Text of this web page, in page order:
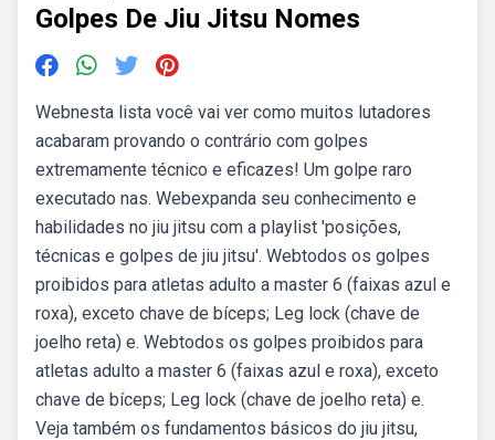
Golpes De Jiu Jitsu Nomes
Webnesta lista você vai ver como muitos lutadores
acabaram provando o contrário com golpes
extremamente técnico e eficazes! Um golpe raro
executado nas. Webexpanda seu conhecimento e
habilidades no jiu jitsu com a playlist 'posições,
técnicas e golpes de jiu jitsu'. Webtodos os golpes
proibidos para atletas adulto a master 6 (faixas azul e
roxa), exceto chave de bíceps; Leg lock (chave de
joelho reta) e. Webtodos os golpes proibidos para
atletas adulto a master 6 (faixas azul e roxa), exceto
chave de bíceps; Leg lock (chave de joelho reta) e.
Veja também os fundamentos básicos do jiu jitsu,